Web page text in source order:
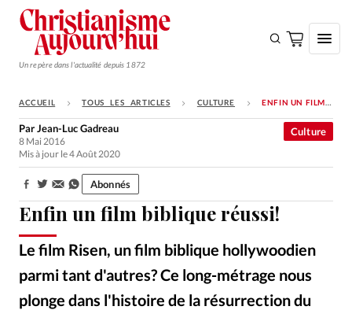
Un repère dans l'actualité depuis 1872
S'ABONNER
Monde
Opinions
Faire un don
Emploi
ACCUEIL TOUS LES ARTICLES CULTURE ENFIN UN FILM BIBLIQUE RÉUSSI!
Enfin un film biblique réussi!
Le film Risen, un film biblique hollywoodien
parmi tant d'autres? Ce long-métrage nous
plonge dans l'histoire de la résurrection du
Culture
ParJean-Luc Gadreau
8 Mai 2016
Mis à jour le 4 Août 2020
Partager: Abonnés